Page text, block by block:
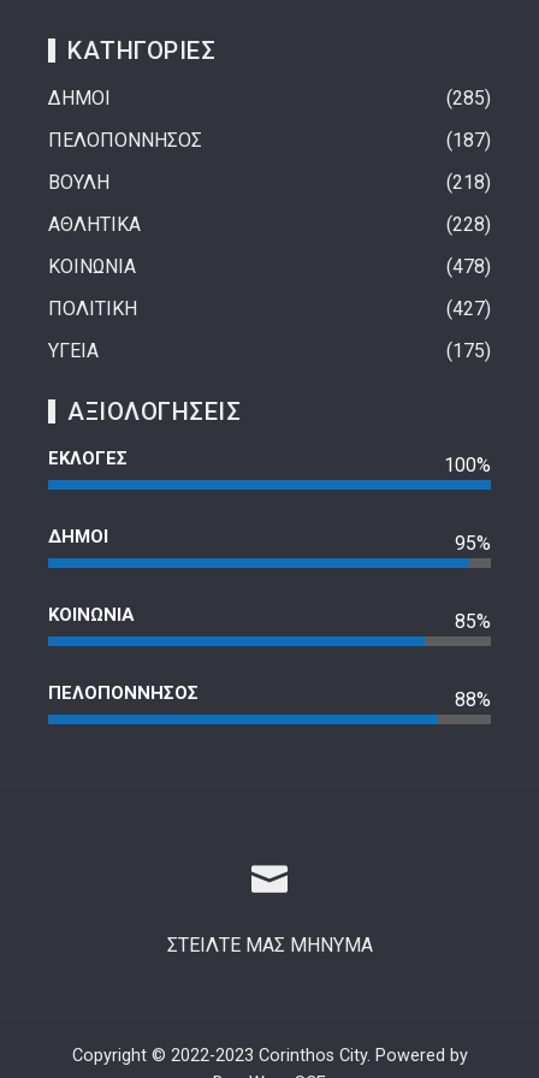
ΚΑΤΗΓΟΡΙΕΣ
ΔΗΜΟΙ
285
ΠΕΛΟΠΟΝΝΗΣΟΣ
187
ΒΟΥΛΗ
218
ΑΘΛΗΤΙΚΑ
228
ΚΟΙΝΩΝΙΑ
478
ΠΟΛΙΤΙΚΗ
427
ΥΓΕΙΑ
175
ΑΞΙΟΛΟΓΗΣΕΙΣ
ΕΚΛΟΓΕΣ 100%
ΔΗΜΟΙ 95%
ΚΟΙΝΩΝΙΑ 85%
ΠΕΛΟΠΟΝΝΗΣΟΣ 88%
ΣΤΕΙΛΤΕ ΜΑΣ ΜΗΝΥΜΑ
Copyright © 2022-2023 Corinthos City. Powered by